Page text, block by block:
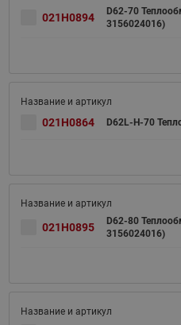
021H0894
D62-70
3156024016)
021H0864 D62L-H-70
021H0895
D62-80
3156024016)